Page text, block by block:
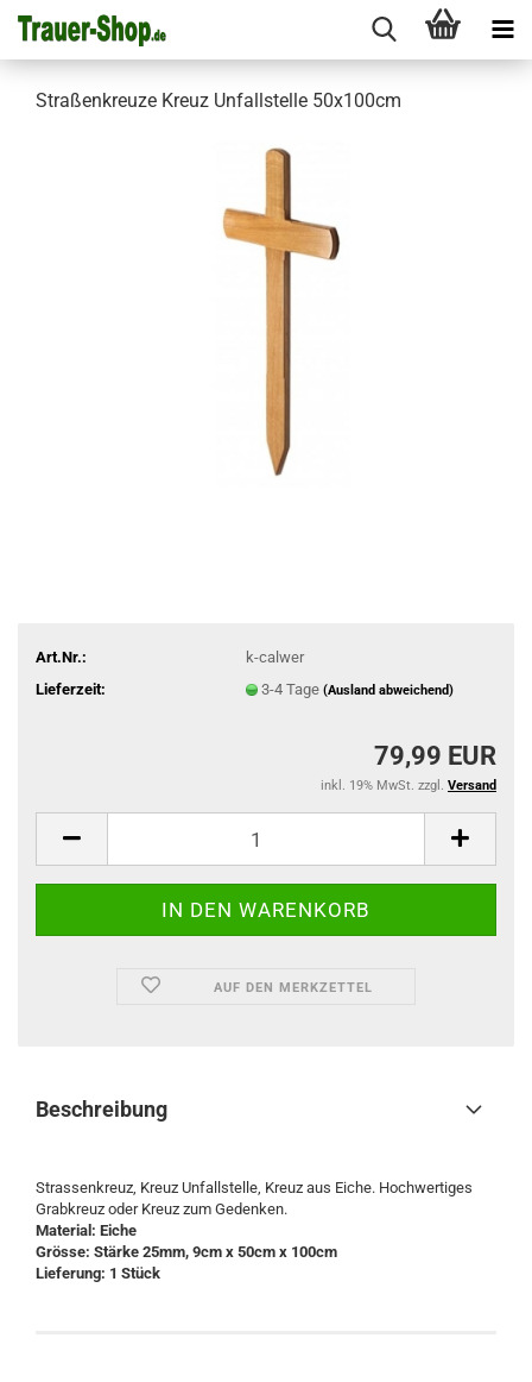
Straßenkreuze Kreuz Unfallstelle 50x100cm
Art.Nr.:
k-calwer
Lieferzeit:
3-4 Tage (Ausland abweichend)
79,99 EUR
inkl. 19% MwSt. zzgl. Versand
AUF DEN MERKZETTEL
Beschreibung
Strassenkreuz, Kreuz Unfallstelle, Kreuz aus Eiche. Hochwertiges
Grabkreuz oder Kreuz zum Gedenken.
Material: Eiche
Grösse: Stärke 25mm, 9cm x 50cm x 100cm
Lieferung: 1 Stück